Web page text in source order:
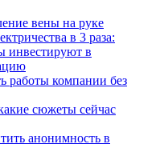
вены на руке
в 3 раза:
инвестируют в
работы компании без
сюжеты сейчас
анонимность в